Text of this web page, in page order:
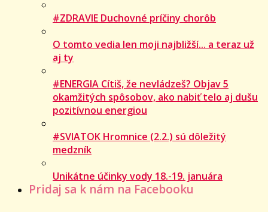
#ZDRAVIE Duchovné príčiny chorôb
O tomto vedia len moji najbližší... a teraz už
aj ty
#ENERGIA Cítiš, že nevládzeš? Objav 5
okamžitých spôsobov, ako nabiť telo aj dušu
pozitívnou energiou
#SVIATOK Hromnice (2.2.) sú dôležitý
medzník
Unikátne účinky vody 18.-19. januára
Pridaj sa k nám na Facebooku